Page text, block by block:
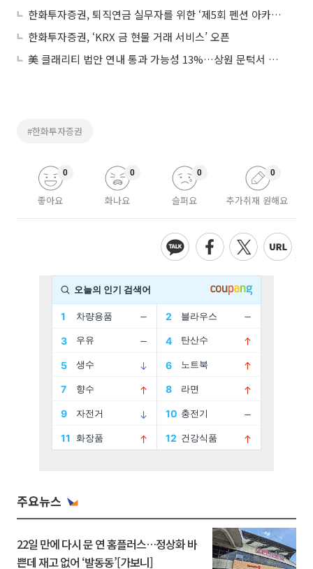
한화투자증권, 퇴직연금 실무자를 위한 ‘제5회 펜션 아카데미’ 성료
한화투자증권, ‘KRX 금 현물 거래 서비스’ 오픈
美 클래리티 법안 연내 통과 가능성 13%…상원 문턱서 제동
#한화투자증권
좋아요
0
화나요
0
슬퍼요
0
추가취재 원해요
0
주요뉴스
22일 만에 다시 문 연 홈플러스…정상화 바
쁜데 재고 없어 ‘발동동’[가보니]